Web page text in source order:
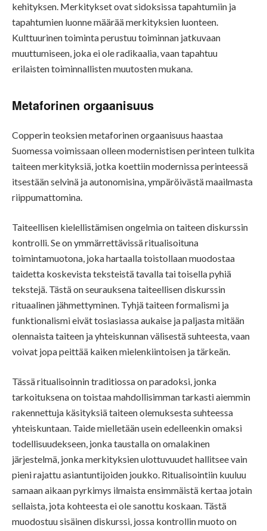
kehityksen. Merkitykset ovat sidoksissa tapahtumiin ja
tapahtumien luonne määrää merkityksien luonteen.
Kulttuurinen toiminta perustuu toiminnan jatkuvaan
muuttumiseen, joka ei ole radikaalia, vaan tapahtuu
erilaisten toiminnallisten muutosten mukana.
Metaforinen orgaanisuus
Copperin teoksien metaforinen orgaanisuus haastaa
Suomessa voimissaan olleen modernistisen perinteen tulkita
taiteen merkityksiä, jotka koettiin modernissa perinteessä
itsestään selvinä ja autonomisina, ympäröivästä maailmasta
riippumattomina.
Taiteellisen kielellistämisen ongelmia on taiteen diskurssin
kontrolli. Se on ymmärrettävissä ritualisoituna
toimintamuotona, joka hartaalla toistollaan muodostaa
taidetta koskevista teksteistä tavalla tai toisella pyhiä
tekstejä. Tästä on seurauksena taiteellisen diskurssin
rituaalinen jähmettyminen. Tyhjä taiteen formalismi ja
funktionalismi eivät tosiasiassa aukaise ja paljasta mitään
olennaista taiteen ja yhteiskunnan välisestä suhteesta, vaan
voivat jopa peittää kaiken mielenkiintoisen ja tärkeän.
Tässä ritualisoinnin traditiossa on paradoksi, jonka
tarkoituksena on toistaa mahdollisimman tarkasti aiemmin
rakennettuja käsityksiä taiteen olemuksesta suhteessa
yhteiskuntaan. Taide mielletään usein edelleenkin omaksi
todellisuudekseen, jonka taustalla on omalakinen
järjestelmä, jonka merkityksien ulottuvuudet hallitsee vain
pieni rajattu asiantuntijoiden joukko. Ritualisointiin kuuluu
samaan aikaan pyrkimys ilmaista ensimmäistä kertaa jotain
sellaista, jota kohteesta ei ole sanottu koskaan. Tästä
muodostuu sisäinen diskurssi, jossa kontrollin muoto on